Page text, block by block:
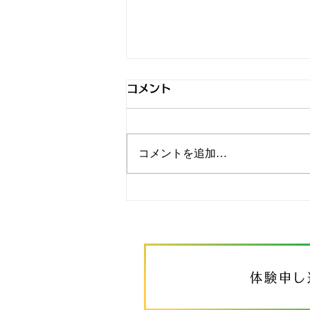
コメント
コメントを追加…
体験申し